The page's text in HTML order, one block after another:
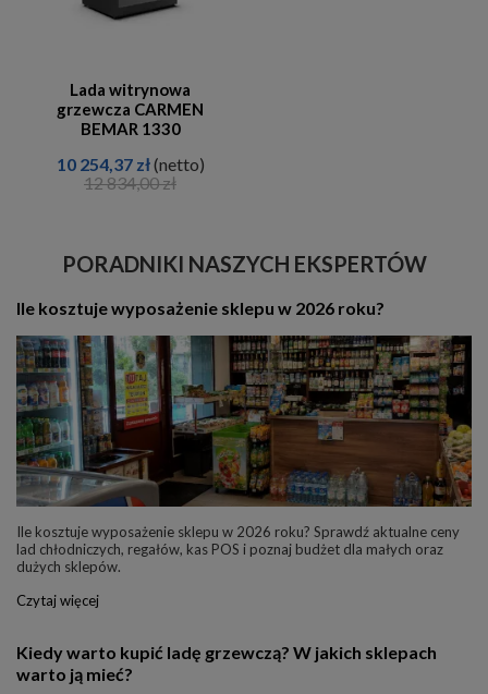
Lada witrynowa
grzewcza CARMEN
BEMAR 1330
10 254,37 zł(netto)
12 834,00 zł
PORADNIKI NASZYCH EKSPERTÓW
Ile kosztuje wyposażenie sklepu w 2026 roku?
Ile kosztuje wyposażenie sklepu w 2026 roku? Sprawdź aktualne ceny
lad chłodniczych, regałów, kas POS i poznaj budżet dla małych oraz
dużych sklepów.
Czytaj więcej
Kiedy warto kupić ladę grzewczą? W jakich sklepach
warto ją mieć?